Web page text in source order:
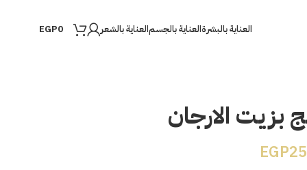
العناية بالبشرةالعناية بالجسمالعناية بالشعر EGP0
بزيت الارجان
EGP